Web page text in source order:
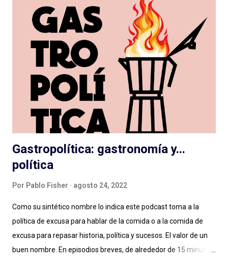
dirección de actuaciones e interpretaciones a la altura de
tamaña producción; y las que, con presupuesto o no, deben
cortar lazos aún con el vetusto radioteatro, nos entregan
actuaciones exageradas, guiones flojos y se escuchan desde el
vamos sin dirección clara: como resultado cuesta escucharlas y
pensamos que la ficción no es para nosotrxs ... Algún día
deberemos sentarnos a hablar seriamente del rol de dirección
en el podcast , que vale para cualquier g...
Gastropolítica: gastronomía y...
política
Por Pablo Fisher agosto 24, 2022
Como su sintético nombre lo indica este podcast toma a la
política de excusa para hablar de la comida o a la comida de
excusa para repasar historia, política y sucesos. El valor de un
buen nombre. En episodios breves, de alrededor de 15 minutos,